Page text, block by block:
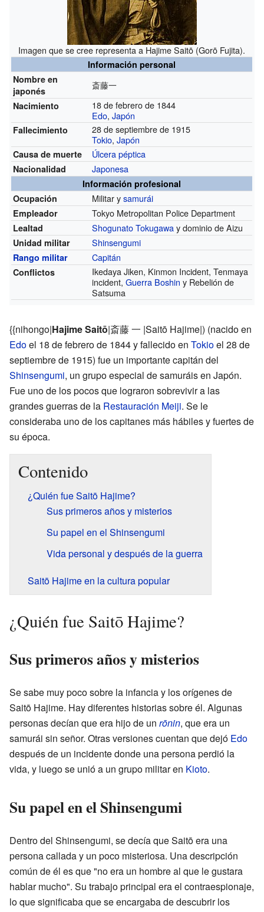
Imagen que se cree representa a Hajime Saitō (Gorō Fujita).
Información personal
Nombre en
japonés
斎藤一
Nacimiento
18 de febrero de 1844
Edo,Japón
Fallecimiento
28 de septiembre de 1915
Tokio,Japón
Causa de muerte Úlcera péptica
Nacionalidad Japonesa
Información profesional
Ocupación
Militar ysamurái
Empleador Tokyo Metropolitan Police Department
Lealtad Shogunato Tokugaway dominio de Aizu
Unidad militar Shinsengumi
Rango militar Capitán
Conflictos
Ikedaya Jiken, Kinmon Incident, Tenmaya
incident,Guerra Boshin y Rebelión de
Satsuma
{{nihongo|Hajime Saitō|斎藤 一 |Saitō Hajime|) (nacido en
Edoel 18 de febrero de 1844 y fallecido en Tokioel 28 de
septiembre de 1915) fue un importante capitán del
Shinsengumi, un grupo especial de samuráis en Japón.
Fue uno de los pocos que lograron sobrevivir a las
grandes guerras de la Restauración Meiji. Se le
consideraba uno de los capitanes más hábiles y fuertes de
su época.
Contenido
¿Quién fue Saitō Hajime?
Sus primeros años y misterios
Su papel en el Shinsengumi
Vida personal y después de la guerra
Saitō Hajime en la cultura popular
¿Quién fue Saitō Hajime?
Sus primeros años y misterios
Se sabe muy poco sobre la infancia y los orígenes de
Saitō Hajime. Hay diferentes historias sobre él. Algunas
personas decían que era hijo de un rōnin, que era un
samurái sin señor. Otras versiones cuentan que dejó Edo
después de un incidente donde una persona perdió la
vida, y luego se unió a un grupo militar en Kioto.
Su papel en el Shinsengumi
Dentro del Shinsengumi, se decía que Saitō era una
persona callada y un poco misteriosa. Una descripción
común de él es que "no era un hombre al que le gustara
hablar mucho". Su trabajo principal era el contraespionaje,
lo que significaba que se encargaba de descubrir los